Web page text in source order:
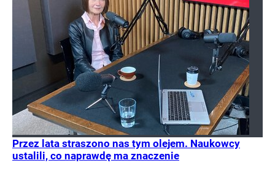
Przez lata straszono nas tym olejem. Naukowcy
ustalili, co naprawdę ma znaczenie